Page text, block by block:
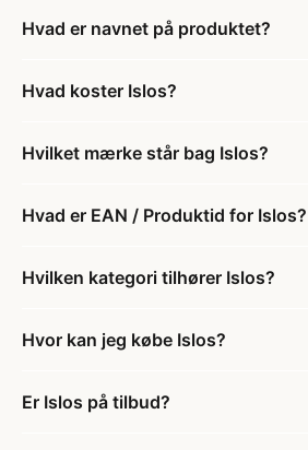
Hvad er navnet på produktet?
Hvad koster Islos?
Hvilket mærke står bag Islos?
Hvad er EAN / Produktid for Islos?
Hvilken kategori tilhører Islos?
Hvor kan jeg købe Islos?
Er Islos på tilbud?